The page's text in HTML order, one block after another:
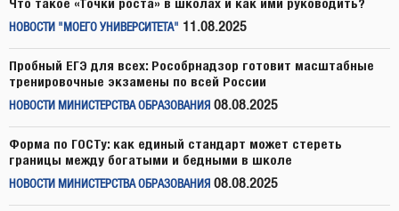
НОВОСТИ "МОЕГО УНИВЕРСИТЕТА" 11.08.2025
Пробный ЕГЭ для всех: Рособрнадзор готовит масштабные
тренировочные экзамены по всей России
НОВОСТИ МИНИСТЕРСТВА ОБРАЗОВАНИЯ 08.08.2025
Форма по ГОСТу: как единый стандарт может стереть
границы между богатыми и бедными в школе
НОВОСТИ МИНИСТЕРСТВА ОБРАЗОВАНИЯ 08.08.2025